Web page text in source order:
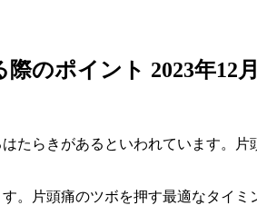
際のポイント 2023年12
たらきがあるといわれています。
。片頭痛のツボを押す最適なタイ